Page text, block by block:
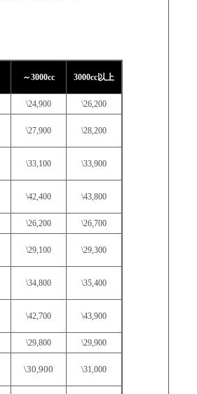
～3000cc 3000cc以上
\24,900 \26,200
\27,900 \28,200
\33,100 \33,900
\42,400 \43,800
\26,200 \26,700
\29,100 \29,300
\34,800 \35,400
\42,700 \43,900
\29,800 \29,900
\30,900 \31,000